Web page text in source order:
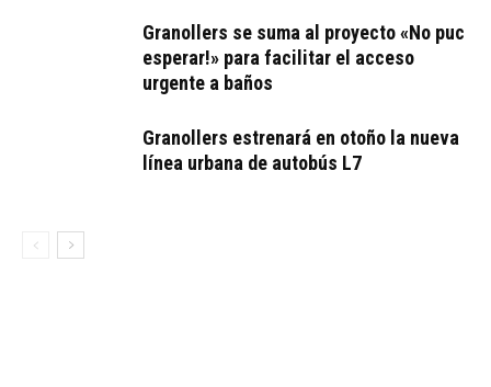
Granollers se suma al proyecto «No puc
esperar!» para facilitar el acceso
urgente a baños
Granollers estrenará en otoño la nueva
línea urbana de autobús L7